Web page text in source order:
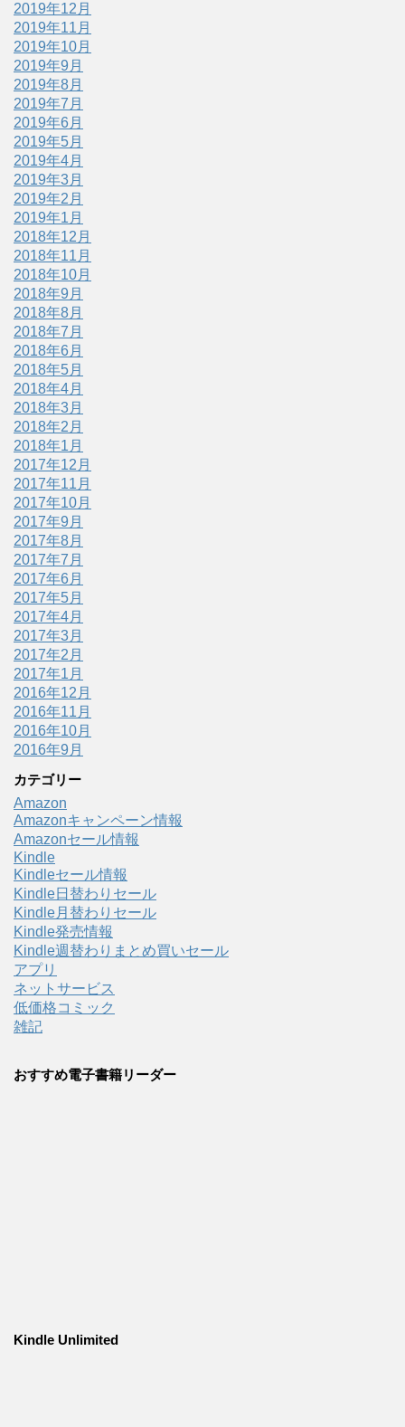
2019年12月
2019年11月
2019年10月
2019年9月
2019年8月
2019年7月
2019年6月
2019年5月
2019年4月
2019年3月
2019年2月
2019年1月
2018年12月
2018年11月
2018年10月
2018年9月
2018年8月
2018年7月
2018年6月
2018年5月
2018年4月
2018年3月
2018年2月
2018年1月
2017年12月
2017年11月
2017年10月
2017年9月
2017年8月
2017年7月
2017年6月
2017年5月
2017年4月
2017年3月
2017年2月
2017年1月
2016年12月
2016年11月
2016年10月
2016年9月
カテゴリー
Amazon
Amazonキャンペーン情報
Amazonセール情報
Kindle
Kindleセール情報
Kindle日替わりセール
Kindle月替わりセール
Kindle発売情報
Kindle週替わりまとめ買いセール
アプリ
ネットサービス
低価格コミック
雑記
おすすめ電子書籍リーダー
Kindle Unlimited